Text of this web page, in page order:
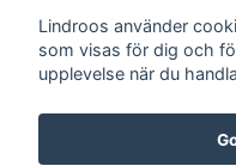
Sociala medier
Lindroos använder
som visas för dig och
upplevelse när du